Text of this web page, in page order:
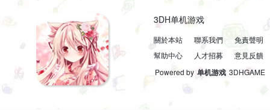
3DH单机游戏
關於本站 聯系我們
免責聲明
幫助中心
人才招募
意見反饋
Powered by 单机游戏 3DHGAME